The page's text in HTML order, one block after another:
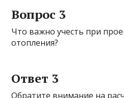
Вопрос 3
Что важно учесть при
отопления?
Ответ 3
Обратите внимание на